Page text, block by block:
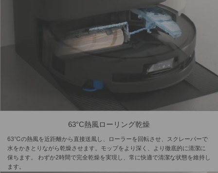
63°C熱風ローリング乾燥
63℃の熱風を近距離から直接送風し、ローラーを回転させ、スクレーパーで
水をかきとりながら乾燥させます。モップをより深く、より徹底的に清潔に
保ちます。 わずか2時間で完全乾燥を実現し、常に快適で清潔な状態を維持し
ます。